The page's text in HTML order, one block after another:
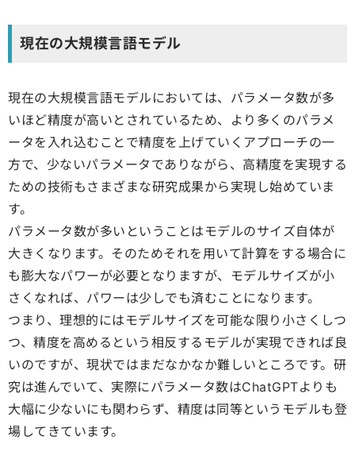
現在の大規模言語モデル
現在の大規模言語モデルにおいては、パラメータ数が多
いほど精度が高いとされているため、より多くのパラメ
ータを入れ込むことで精度を上げていくアプローチの一
方で、少ないパラメータでありながら、高精度を実現する
ための技術もさまざまな研究成果から実現し始めていま
す。
パラメータ数が多いということはモデルのサイズ自体が
大きくなります。そのためそれを用いて計算をする場合に
も膨大なパワーが必要となりますが、モデルサイズが小
さくなれば、パワーは少しでも済むことになります。
つまり、理想的にはモデルサイズを可能な限り小さくしつ
つ、精度を高めるという相反するモデルが実現できれば良
いのですが、現状ではまだなかなか難しいところです。研
究は進んでいて、実際にパラメータ数はChatGPTよりも
大幅に少ないにも関わらず、精度は同等というモデルも登
場してきています。